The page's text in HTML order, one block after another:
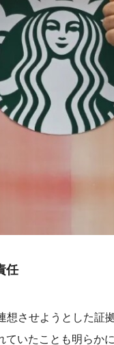
任
させようとした
いたことも明らか